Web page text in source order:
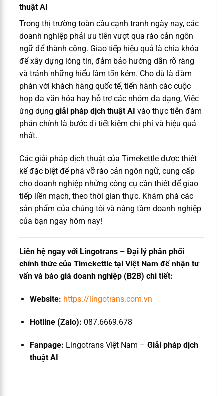
thuật AI
Trong thị trường toàn cầu cạnh tranh ngày nay, các
doanh nghiệp phải ưu tiên vượt qua rào cản ngôn
ngữ để thành công. Giao tiếp hiệu quả là chìa khóa
để xây dựng lòng tin, đảm bảo hướng dẫn rõ ràng
và tránh những hiểu lầm tốn kém. Cho dù là đàm
phán với khách hàng quốc tế, tiến hành các cuộc
họp đa văn hóa hay hỗ trợ các nhóm đa dạng, Việc
ứng dụng giải pháp dịch thuật AI vào thực tiễn đàm
phán chính là bước đi tiết kiệm chi phí và hiệu quả
nhất.
Các giải pháp dịch thuật của Timekettle được thiết
kế đặc biệt để phá vỡ rào cản ngôn ngữ, cung cấp
cho doanh nghiệp những công cụ cần thiết để giao
tiếp liền mạch, theo thời gian thực. Khám phá các
sản phẩm của chúng tôi và nâng tầm doanh nghiệp
của bạn ngay hôm nay!
Liên hệ ngay với Lingotrans – Đại lý phân phối
chính thức của Timekettle tại Việt Nam để nhận tư
vấn và báo giá doanh nghiệp (B2B) chi tiết:
Website: https://lingotrans.com.vn
Hotline (Zalo): 087.6669.678
Fanpage: Lingotrans Việt Nam – Giải pháp dịch
thuật AI